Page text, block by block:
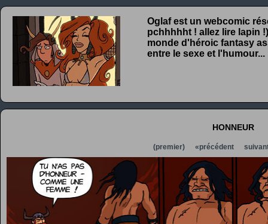
Oglaf est un webcomic
pchhhhht ! allez lire lapin
monde d'héroic fantasy
entre le sexe et l'humour...
honneur
(premier) «précédent